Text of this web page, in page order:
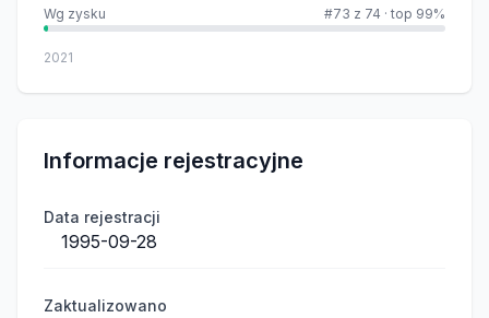
Wg zysku #73 z 74 · top 99%
2021
Informacje rejestracyjne
Data rejestracji
1995-09-28
Zaktualizowano